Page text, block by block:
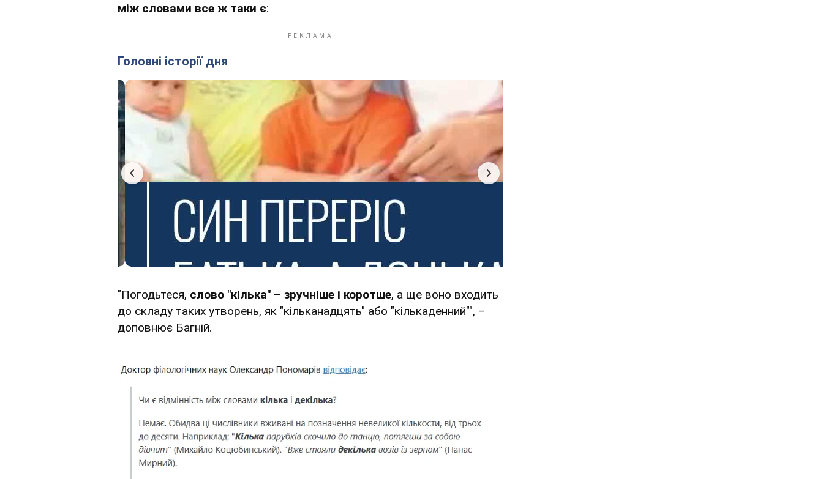
між словами все ж таки є:
Головні історії дня
"Погодьтеся, слово "кілька" – зручніше і коротше, а ще воно входить
до складу таких утворень, як "кільканадцять" або "кількаденний"", –
доповнює Багній.